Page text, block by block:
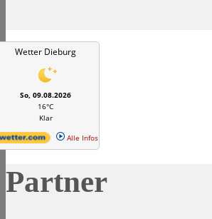
Wetter Dieburg
So, 09.08.2026
16°C
Klar
Alle Infos
Partner